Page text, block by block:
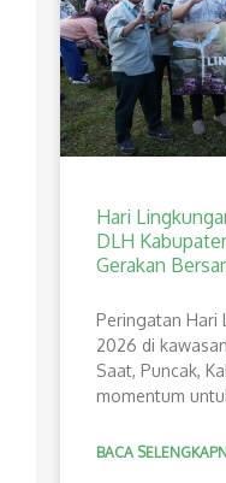
Hari
DLH
Gerakan
Peringatan Hari
2026 di
Saat, Puncak,
momentum
BACA